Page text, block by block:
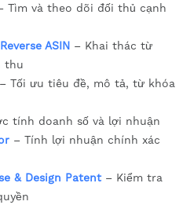
Tìm và theo dõi đối thủ cạnh
ASIN – Khai thác từ
thu
– Tối ưu tiêu đề, mô tả, từ khóa
tính doanh số và lợi nhuận
– Tính lợi nhuận chính xác
& Design Patent – Kiểm tra